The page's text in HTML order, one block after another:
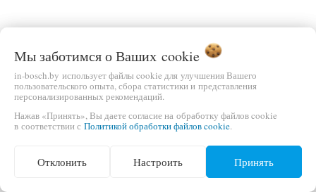
Мы заботимся о Ваших cookie
in-bosch.by использует файлы cookie для улучшения Вашего
пользовательского опыта, сбора статистики и представления
персонализированных рекомендаций.
Нажав «Принять», Вы даете согласие на обработку файлов cookie
в соответствии с Политикой обработки файлов cookie.
Отклонить Настроить Принять